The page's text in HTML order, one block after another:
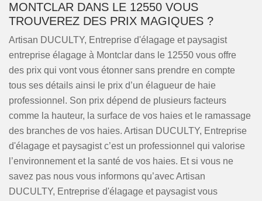
MONTCLAR DANS LE 12550 VOUS
TROUVEREZ DES PRIX MAGIQUES ?
Artisan DUCULTY, Entreprise d'élagage et paysagist
entreprise élagage à Montclar dans le 12550 vous offre
des prix qui vont vous étonner sans prendre en compte
tous ses détails ainsi le prix d’un élagueur de haie
professionnel. Son prix dépend de plusieurs facteurs
comme la hauteur, la surface de vos haies et le ramassage
des branches de vos haies. Artisan DUCULTY, Entreprise
d'élagage et paysagist c’est un professionnel qui valorise
l’environnement et la santé de vos haies. Et si vous ne
savez pas nous vous informons qu’avec Artisan
DUCULTY, Entreprise d'élagage et paysagist vous